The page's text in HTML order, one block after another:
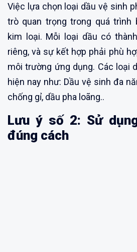
Việc lựa chọn loại dầu vệ sinh
trò quan trọng trong quá trình
kim loại. Mỗi loại dầu có
riêng, và sự kết hợp phải phù
môi trường ứng dụng. Các loại
hiện nay như: Dầu vệ sinh đa
chống gỉ, dầu pha loãng..
Lưu ý số 2: Sử
đúng cách